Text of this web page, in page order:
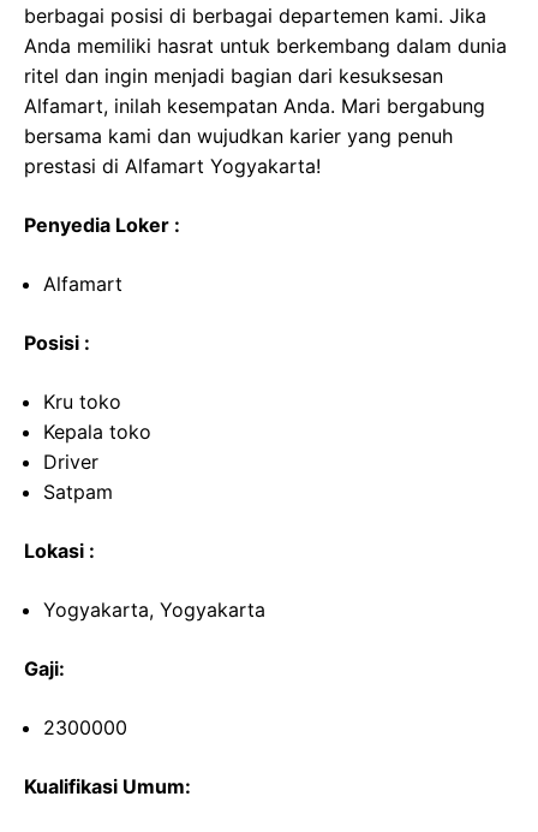
berbagai posisi di berbagai departemen kami. Jika
Anda memiliki hasrat untuk berkembang dalam dunia
ritel dan ingin menjadi bagian dari kesuksesan
Alfamart, inilah kesempatan Anda. Mari bergabung
bersama kami dan wujudkan karier yang penuh
prestasi di Alfamart Yogyakarta!
Penyedia Loker :
Alfamart
Posisi :
Kru toko
Kepala toko
Driver
Satpam
Lokasi :
Yogyakarta, Yogyakarta
Gaji:
2300000
Kualifikasi Umum: